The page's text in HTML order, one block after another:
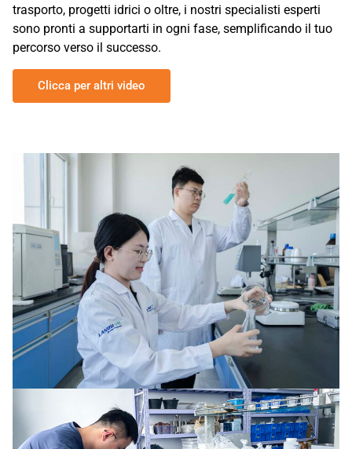
trasporto, progetti idrici o oltre, i nostri specialisti esperti
sono pronti a supportarti in ogni fase, semplificando il tuo
percorso verso il successo.
Clicca per altri video